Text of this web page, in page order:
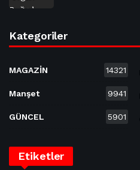
Kategoriler
MAGAZİN 14321
Manşet 9941
GÜNCEL 5901
Etiketler